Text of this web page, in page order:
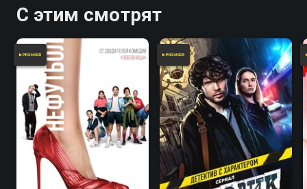
С этим смотрят